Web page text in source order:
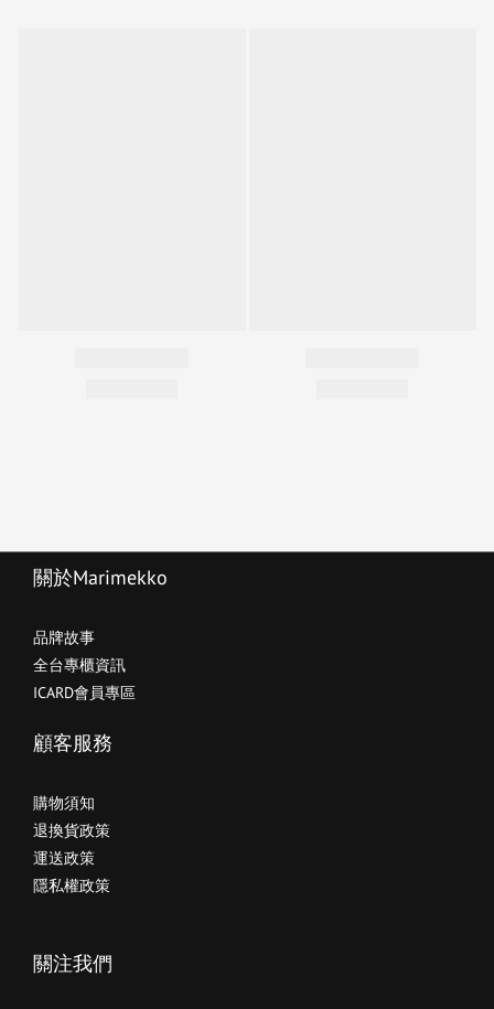
關於Marimekko
品牌故事
全台專櫃資訊
ICARD會員專區
顧客服務
購物須知
退換貨政策
運送政策
隱私權政策
關注我們